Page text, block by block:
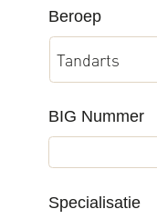
Beroep
BIG Nummer
Specialisatie